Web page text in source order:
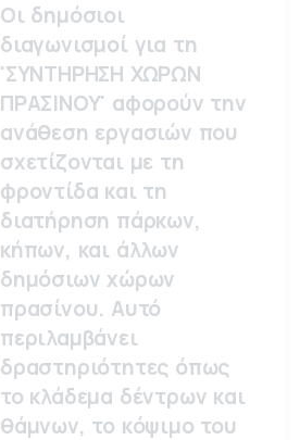
Οι δημόσιοι
διαγωνισμοί για τη
'ΣΥΝΤΗΡΗΣΗ ΧΩΡΩΝ
ΠΡΑΣΙΝΟΥ' αφορούν την
ανάθεση εργασιών που
σχετίζονται με τη
φροντίδα και τη
διατήρηση πάρκων,
κήπων, και άλλων
δημόσιων χώρων
πρασίνου. Αυτό
περιλαμβάνει
δραστηριότητες όπως
το κλάδεμα δέντρων και
θάμνων, το κόψιμο του